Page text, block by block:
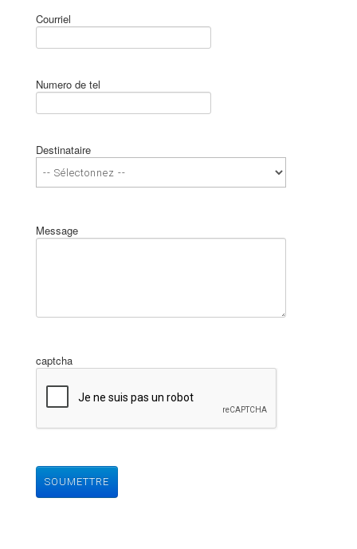
Courriel
Numero de tel
Destinataire
Message
captcha
SOUMETTRE